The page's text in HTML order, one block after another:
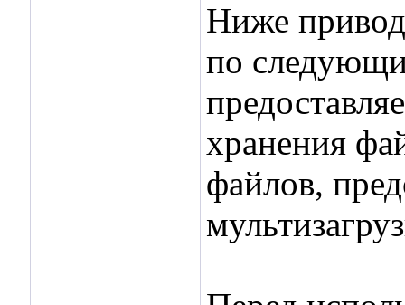
Ниже
по
хранения
файлов,